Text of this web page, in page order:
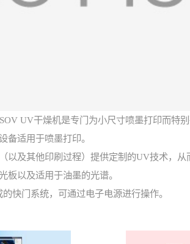
UV干燥机是专门为小尺寸喷墨打印而特
备适用于喷墨打印。
以及其他印刷过程）提供定制的UV技术，从
板以及适用于油墨的光谱。
快门系统，可通过电子电源进行操作。